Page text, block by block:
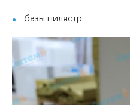
базы пилястр.